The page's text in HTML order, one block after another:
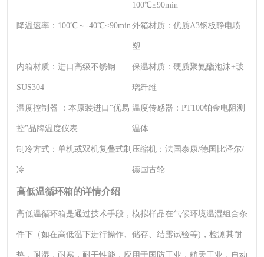
100℃≤90min
降温速率： 100℃～-40℃≤90min 外箱材质： 优质A3钢板静电喷
塑
内箱材质： 进口高级不锈钢
SUS304
保温材质： 硬质聚氨酯泡沫+玻
璃纤维
温度控制器 ： 本原装进口“优易
控”品牌温度仪表
温度传感器： PT100铂金电阻测
温体
制冷方式： 单机或双机复叠式制
冷
压缩机： 法国泰康/德国比泽尔/
德国古轮
高低温循环箱的详情介绍
高低温循环箱是通过技术手段，模拟样品在气候环境温湿组合条
件下（如在高低温下进行操作、储存、结露试验等)，检测其耐
热，耐湿，耐寒，耐干性能，应用于国防工业，航天工业，自动